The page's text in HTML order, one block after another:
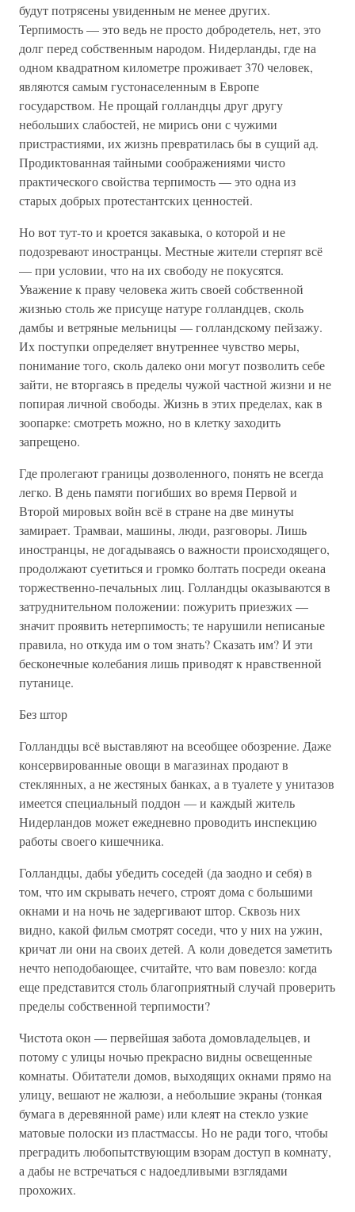
будут потрясены увиденным не менее других.
Терпимость — это ведь не просто добродетель, нет, это
долг перед собственным народом. Нидерланды, где на
одном квадратном километре проживает 370 человек,
являются самым густонаселенным в Европе
государством. Не прощай голландцы друг другу
небольших слабостей, не мирись они с чужими
пристрастиями, их жизнь превратилась бы в сущий ад.
Продиктованная тайными соображениями чисто
практического свойства терпимость — это одна из
старых добрых протестантских ценностей.
Но вот тут-то и кроется закавыка, о которой и не
подозревают иностранцы. Местные жители стерпят всё
— при условии, что на их свободу не покусятся.
Уважение к праву человека жить своей собственной
жизнью столь же присуще натуре голландцев, сколь
дамбы и ветряные мельницы — голландскому пейзажу.
Их поступки определяет внутреннее чувство меры,
понимание того, сколь далеко они могут позволить себе
зайти, не вторгаясь в пределы чужой частной жизни и не
попирая личной свободы. Жизнь в этих пределах, как в
зоопарке: смотреть можно, но в клетку заходить
запрещено.
Где пролегают границы дозволенного, понять не всегда
легко. В день памяти погибших во время Первой и
Второй мировых войн всё в стране на две минуты
замирает. Трамваи, машины, люди, разговоры. Лишь
иностранцы, не догадываясь о важности происходящего,
продолжают суетиться и громко болтать посреди океана
торжественно-печальных лиц. Голландцы оказываются в
затруднительном положении: пожурить приезжих —
значит проявить нетерпимость; те нарушили неписаные
правила, но откуда им о том знать? Сказать им? И эти
бесконечные колебания лишь приводят к нравственной
путанице.
Без штор
Голландцы всё выставляют на всеобщее обозрение. Даже
консервированные овощи в магазинах продают в
стеклянных, а не жестяных банках, а в туалете у унитазов
имеется специальный поддон — и каждый житель
Нидерландов может ежедневно проводить инспекцию
работы своего кишечника.
Голландцы, дабы убедить соседей (да заодно и себя) в
том, что им скрывать нечего, строят дома с большими
окнами и на ночь не задергивают штор. Сквозь них
видно, какой фильм смотрят соседи, что у них на ужин,
кричат ли они на своих детей. А коли доведется заметить
нечто неподобающее, считайте, что вам повезло: когда
еще представится столь благоприятный случай проверить
пределы собственной терпимости?
Чистота окон — первейшая забота домовладельцев, и
потому с улицы ночью прекрасно видны освещенные
комнаты. Обитатели домов, выходящих окнами прямо на
улицу, вешают не жалюзи, а небольшие экраны (тонкая
бумага в деревянной раме) или клеят на стекло узкие
матовые полоски из пластмассы. Но не ради того, чтобы
преградить любопытствующим взорам доступ в комнату,
а дабы не встречаться с надоедливыми взглядами
прохожих.